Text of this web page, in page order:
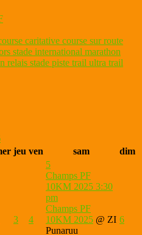
caritative course sur route
stade international marathon
relais stade piste trail ultra trail
jeu ven sam dim
3 4
5
Champs PF
10KM 2025 3:30
pm
Champs PF
10KM 2025 @ ZI
Punaruu
6